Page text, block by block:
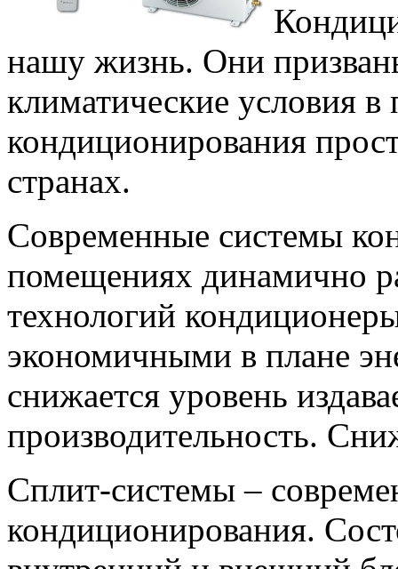
нашу жизнь. Они
климатические условия
кондиционирования
странах.
Современные системы
помещениях динамично
технологий
экономичными в плане
снижается уровень
производительность.
Сплит-системы –
кондиционирования.